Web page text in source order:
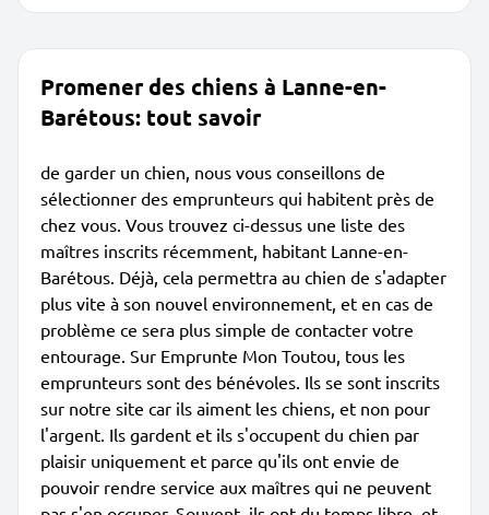
Promener des chiens à Lanne-en-
Barétous: tout savoir
de garder un chien, nous vous conseillons de
sélectionner des emprunteurs qui habitent près de
chez vous. Vous trouvez ci-dessus une liste des
maîtres inscrits récemment, habitant Lanne-en-
Barétous. Déjà, cela permettra au chien de s'adapter
plus vite à son nouvel environnement, et en cas de
problème ce sera plus simple de contacter votre
entourage. Sur Emprunte Mon Toutou, tous les
emprunteurs sont des bénévoles. Ils se sont inscrits
sur notre site car ils aiment les chiens, et non pour
l'argent. Ils gardent et ils s'occupent du chien par
plaisir uniquement et parce qu'ils ont envie de
pouvoir rendre service aux maîtres qui ne peuvent